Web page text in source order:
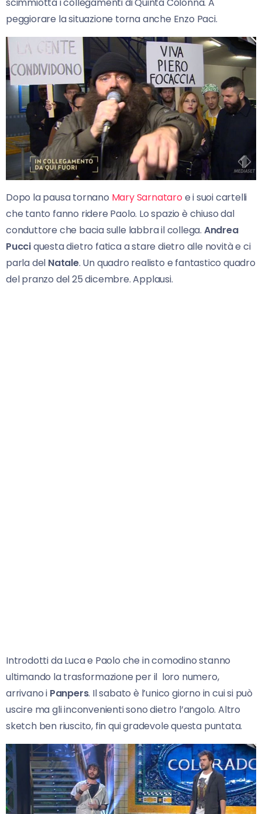
peggiorare la situazione torna anche Enzo Paci.
Dopo la pausa tornano Mary Sarnataroe i suoi cartelli
che tanto fanno ridere Paolo. Lo spazio è chiuso dal
conduttore che bacia sulle labbra il collega. Andrea
Pucciquesta dietro fatica a stare dietro alle novità e ci
parla del Natale. Un quadro realisto e fantastico quadro
del pranzo del 25 dicembre. Applausi.
Introdotti da Luca e Paolo che in comodino stanno
ultimando la trasformazione per il loro numero,
arrivano i Panpers. Il sabato è l’unico giorno in cui si può
uscire ma gli inconvenienti sono dietro l’angolo. Altro
sketch ben riuscito, fin qui gradevole questa puntata.